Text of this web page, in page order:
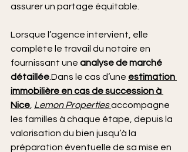
assurer un partage équitable.
Lorsque l’agence intervient, elle
complète le travail du notaire en
fournissant une analyse de marché
détaillée.Dans le cas d’une estimation
immobilière en cas de succession à
Nice Lemon Propertiesaccompagne
les familles à chaque étape, depuis la
valorisation du bien jusqu’à la
préparation éventuelle de sa mise en